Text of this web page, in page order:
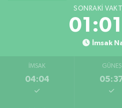
SONRAKI
İmsak
İMSAK
04:04
GÜNEŞ